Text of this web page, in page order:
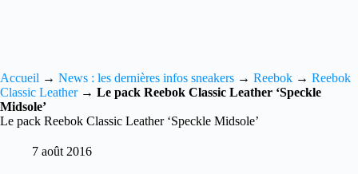
Accueil → News : les dernières infos sneakers → Reebok → Reebok
Classic Leather→ Le pack Reebok Classic Leather ‘Speckle
Midsole’
Le pack Reebok Classic Leather ‘Speckle Midsole’
7 août 2016